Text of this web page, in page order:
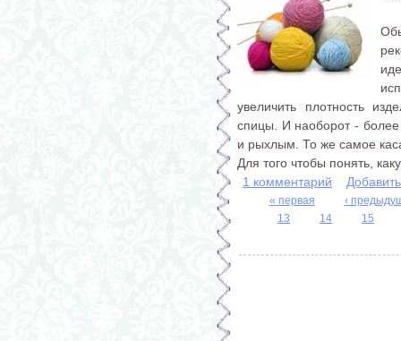
увеличить плотность
спицы. И наоборот -
и рыхлым. То же самое
Для того чтобы понять,
1 комментарий
« первая
‹
13
14 15